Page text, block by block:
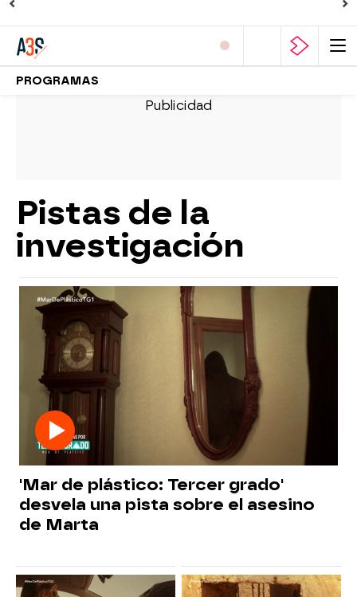
PROGRAMAS
Pistas de la
investigación
'Mar de plástico: Tercer grado'
desvela una pista sobre el asesino
de Marta